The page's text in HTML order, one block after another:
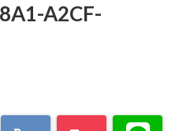
A2CF-